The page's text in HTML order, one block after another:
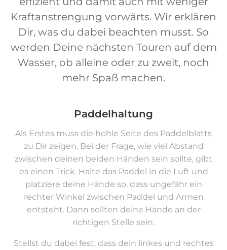
Kraftanstrengung vorwärts. Wir erklären
Dir, was du dabei beachten musst. So
werden Deine nächsten Touren auf dem
Wasser, ob alleine oder zu zweit, noch
mehr Spaß machen.
Paddelhaltung
Als Erstes muss die hohle Seite des Paddelblatts
zu Dir zeigen. Bei der Frage, wie viel Abstand
zwischen deinen beiden Händen sein sollte, gibt
es einen Trick. Halte das Paddel in die Luft und
platziere deine Hände so, dass ungefähr ein
rechter Winkel zwischen Paddel und Armen
entsteht. Dann sollten deine Hände an der
richtigen Stelle sein.
Stellst du dabei fest, dass dein linkes und rechtes